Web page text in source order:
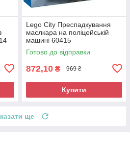
Lego City Преспадкування
маслкара на поліцейській
машині 60415
Готово до відправки
872,10 ₴ 969 ₴
Купити
ще